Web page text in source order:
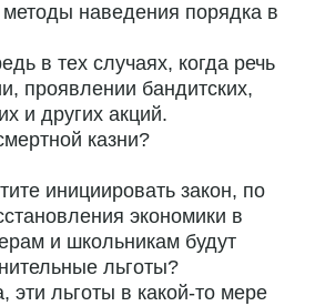
наведения порядка в
в тех случаях, когда речь
проявлении бандитских,
и других акций.
казни?
инициировать закон, по
экономики в
и школьникам будут
льготы?
эти льготы в какой-то мере